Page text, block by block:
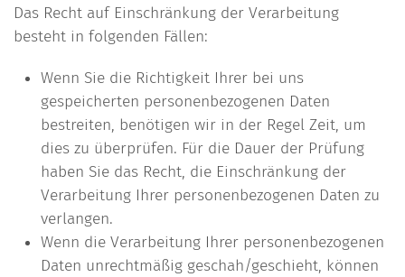
Das Recht auf Einschränkung der Verarbeitung
besteht in folgenden Fällen:
Wenn Sie die Richtigkeit Ihrer bei uns
gespeicherten personenbezogenen Daten
bestreiten, benötigen wir in der Regel Zeit, um
dies zu überprüfen. Für die Dauer der Prüfung
haben Sie das Recht, die Einschränkung der
Verarbeitung Ihrer personenbezogenen Daten zu
verlangen.
Wenn die Verarbeitung Ihrer personenbezogenen
Daten unrechtmäßig geschah/geschieht, können